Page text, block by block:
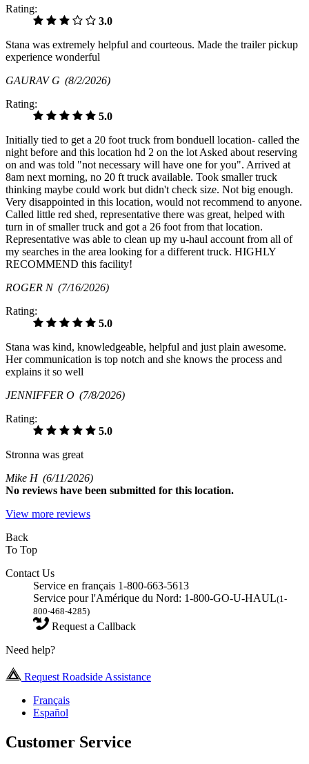
Rating:
3.0
Stana was extremely helpful and courteous. Made the trailer pickup
experience wonderful
GAURAV G (8/2/2026)
Rating:
5.0
Initially tied to get a 20 foot truck from bonduell location- called the
night before and this location hd 2 on the lot Asked about reserving
on and was told "not necessary will have one for you". Arrived at
8am next morning, no 20 ft truck available. Took smaller truck
thinking maybe could work but didn't check size. Not big enough.
Very disappointed in this location, would not recommend to anyone.
Called little red shed, representative there was great, helped with
turn in of smaller truck and got a 26 foot from that location.
Representative was able to clean up my u-haul account from all of
my searches in the area looking for a different truck. HIGHLY
RECOMMEND this facility!
ROGER N (7/16/2026)
Rating:
5.0
Stana was kind, knowledgeable, helpful and just plain awesome.
Her communication is top notch and she knows the process and
explains it so well
JENNIFFER O (7/8/2026)
Rating:
5.0
Stronna was great
Mike H (6/11/2026)
No reviews have been submitted for this location.
View more reviews
Back
To Top
Contact Us
Service en français 1-800-663-5613
Service pour l'Amérique du Nord: 1-800-GO-U-HAUL(1-
800-468-4285)
Request a Callback
Need help?
Request Roadside Assistance
Français
Español
Customer Service